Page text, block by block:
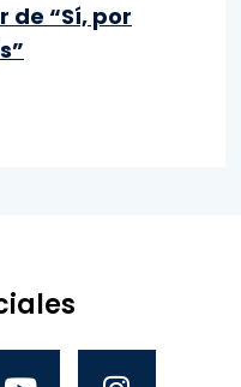
de “Sí, por